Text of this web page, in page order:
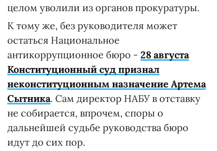
целом уволили из органов прокуратуры.
К тому же, без руководителя может
остаться Национальное
антикоррупционное бюро - 28 августа
Конституционный суд признал
неконституционным назначение Артема
Сытника. Сам директор НАБУ в отставку
не собирается, впрочем, споры о
дальнейшей судьбе руководства бюро
идут до сих пор.